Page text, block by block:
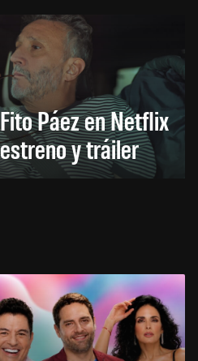
Páez en Netflix
y tráiler